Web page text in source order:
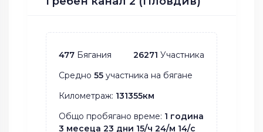
477 Бягания 26271 Участника
Средно 55 участника на бягане
Километраж: 131355км
Общо пробягано време: 1 година
3 месеца 23 дни 15/ч 24/м 14/с